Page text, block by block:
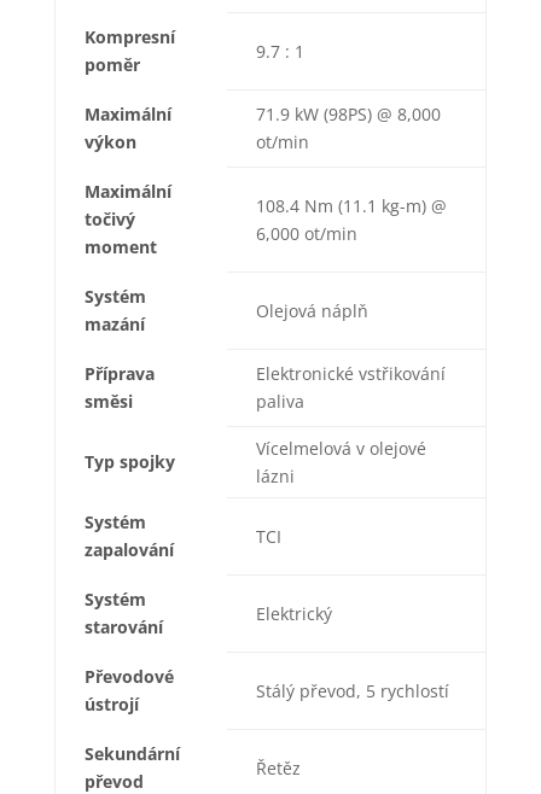
Kompresní
poměr
9.7 : 1
Maximální
výkon
71.9 kW (98PS) @ 8,000
ot/min
Maximální
točivý
moment
108.4 Nm (11.1 kg-m) @
6,000 ot/min
Systém
mazání
Olejová náplň
Příprava
směsi
Elektronické vstřikování
paliva
Typ spojky
Vícelmelová v olejové
lázni
Systém
zapalování
TCI
Systém
starování
Elektrický
Převodové
ústrojí
Stálý převod, 5 rychlostí
Sekundární
převod
Řetěz